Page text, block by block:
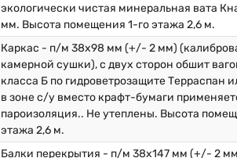
экологически чистая минеральная вата
мм. Высота помещения 1-го этажа 2,6 м.
Каркас - п/м 38х98 мм (+/- 2 мм)
камерной сушки), с двух сторон обшит
класса Б по гидроветрозащите Терраспан
в зоне с/у вместо крафт-бумаги
пароизоляция.. Не утеплены. Высота
этажа 2,6 м.
Балки перекрытия - п/м 38х147 мм (+/- 2